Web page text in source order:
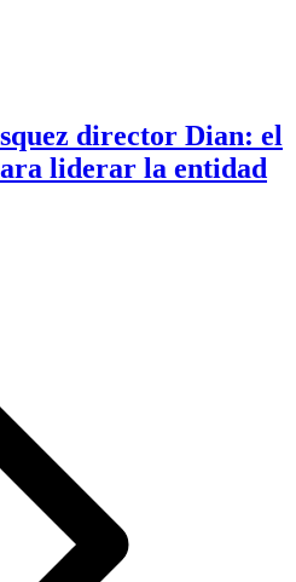
director Dian: el
liderar la entidad